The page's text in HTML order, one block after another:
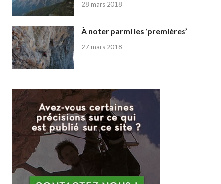
28 mars 2018
À noter parmi les ‘premières’
27 mars 2018